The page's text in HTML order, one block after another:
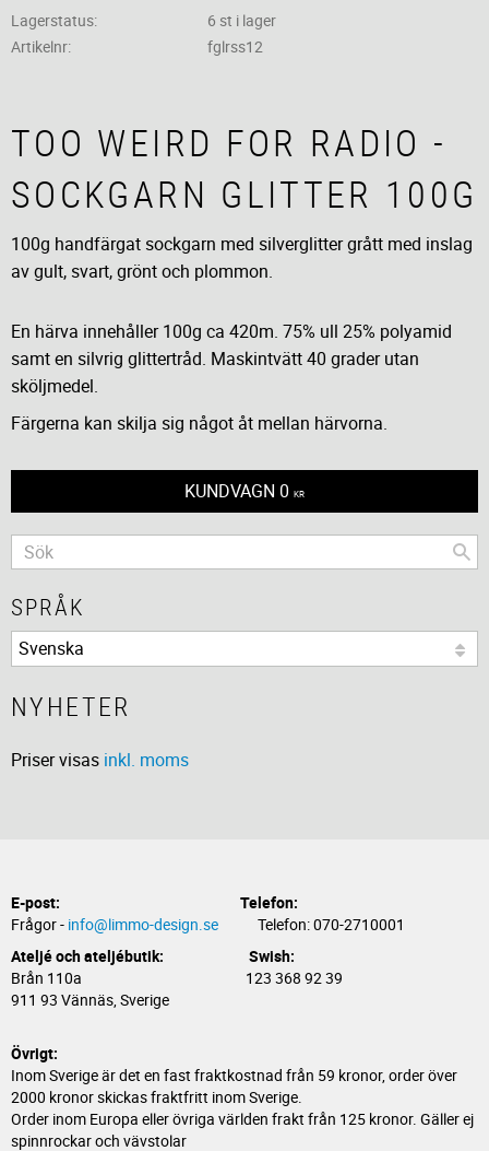
Lagerstatus
6 st i lager
Artikelnr
fglrss12
TOO WEIRD FOR RADIO -
SOCKGARN GLITTER 100G
100g handfärgat sockgarn med silverglitter grått med inslag
av gult, svart, grönt och plommon.
En härva innehåller 100g ca 420m. 75% ull 25% polyamid
samt en silvrig glittertråd. Maskintvätt 40 grader utan
sköljmedel.
Färgerna kan skilja sig något åt mellan härvorna.
KUNDVAGN 0 KR
SPRÅK
NYHETER
Priser visas inkl. moms
E-post:
Telefon:
Frågor - info@limmo-design.se Telefon: 070-2710001
Ateljé och ateljébutik: Swish:
Brån 110a 123 368 92 39
911 93 Vännäs, Sverige
Övrigt:
Inom Sverige är det en fast fraktkostnad från 59 kronor, order över
2000 kronor skickas fraktfritt inom Sverige.
Order inom Europa eller övriga världen frakt från 125 kronor. Gäller ej
spinnrockar och vävstolar